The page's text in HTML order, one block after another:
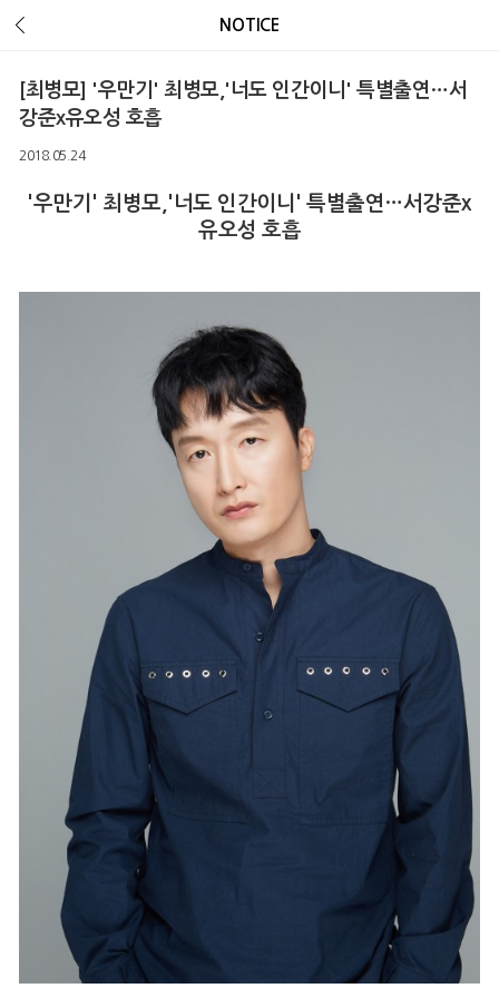
NOTICE
[최병모] '우만기' 최병모,'너도 인간이니' 특별출연…서
강준x유오성 호흡
2018.05.24
'우만기' 최병모,'너도 인간이니' 특별출연…서강준x
유오성 호흡